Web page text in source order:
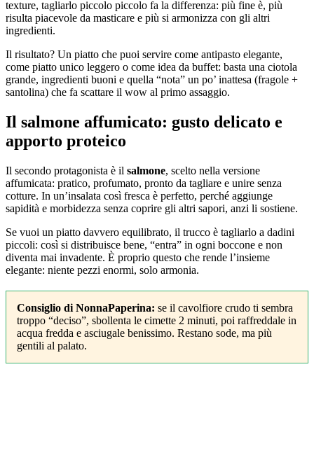
texture, tagliarlo piccolo piccolo fa la differenza: più fine è, più
risulta piacevole da masticare e più si armonizza con gli altri
ingredienti.
Il risultato? Un piatto che puoi servire come antipasto elegante,
come piatto unico leggero o come idea da buffet: basta una ciotola
grande, ingredienti buoni e quella “nota” un po’ inattesa (fragole +
santolina) che fa scattare il wow al primo assaggio.
Il salmone affumicato: gusto delicato e
apporto proteico
Il secondo protagonista è il salmone, scelto nella versione
affumicata: pratico, profumato, pronto da tagliare e unire senza
cotture. In un’insalata così fresca è perfetto, perché aggiunge
sapidità e morbidezza senza coprire gli altri sapori, anzi li sostiene.
Se vuoi un piatto davvero equilibrato, il trucco è tagliarlo a dadini
piccoli: così si distribuisce bene, “entra” in ogni boccone e non
diventa mai invadente. È proprio questo che rende l’insieme
elegante: niente pezzi enormi, solo armonia.
Consiglio di NonnaPaperina: se il cavolfiore crudo ti sembra
troppo “deciso”, sbollenta le cimette 2 minuti, poi raffreddale in
acqua fredda e asciugale benissimo. Restano sode, ma più
gentili al palato.